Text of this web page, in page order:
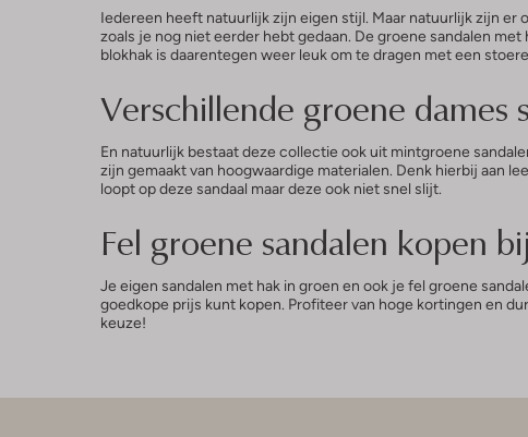
Iedereen heeft natuurlijk zijn eigen stijl. Maar natuurlijk zijn er
zoals je nog niet eerder hebt gedaan. De groene sandalen
blokhak is daarentegen weer leuk om te dragen met een
Verschillende groene dames
En natuurlijk bestaat deze collectie ook uit mintgroene
zijn gemaakt van hoogwaardige materialen. Denk hierbij aan
loopt op deze sandaal maar deze ook niet snel slijt.
Fel groene sandalen kopen
Je eigen sandalen met hak in groen en ook je fel groene
goedkope prijs kunt kopen. Profiteer van hoge kortingen en
keuze!